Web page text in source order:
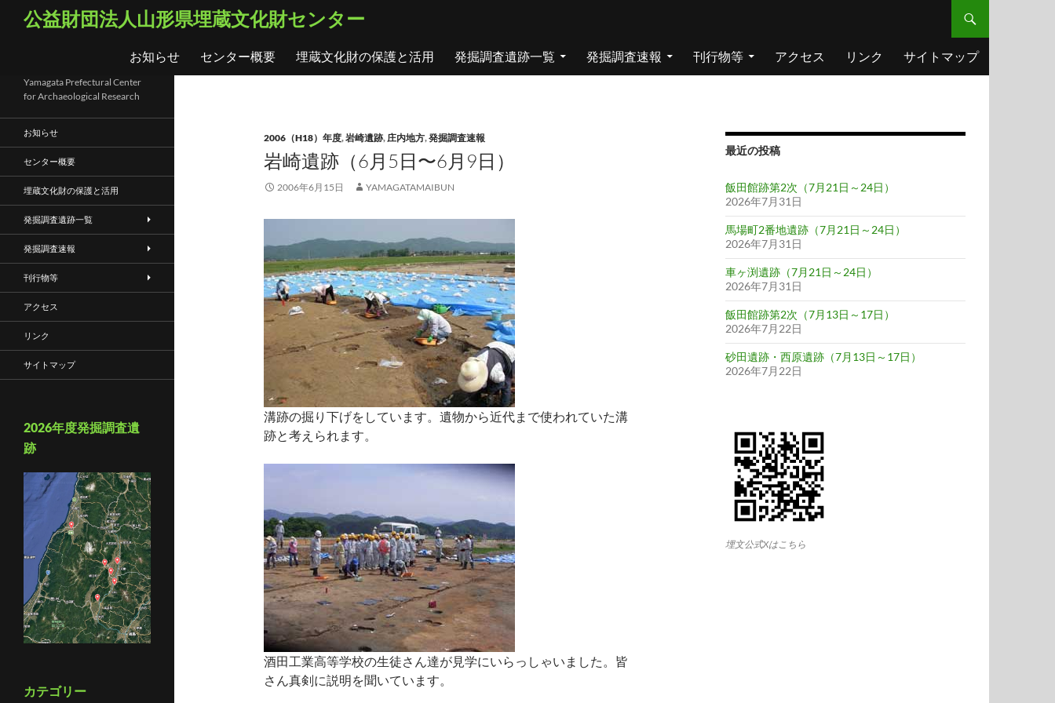
ス
プ
公益財団法人山形県埋蔵文化財センター
お知らせ
センター概要 埋蔵文化財の保護と活用 発掘調査遺跡一覧 発掘調査速報 刊行物等 アクセス リンク サイトマップ
2006（H18）年度,岩崎遺跡,庄内地方,発掘調査速報
岩崎遺跡（6月5日〜6月9日）
2006年6月15日 YAMAGATAMAIBUN
溝跡の掘り下げをしています。遺物から近代まで使われていた溝
跡と考えられます。
酒田工業高等学校の生徒さん達が見学にいらっしゃいました。皆
さん真剣に説明を聞いています。
最近の投稿
飯田館跡第2次（7月21日～24日）
2026年7月31日
馬場町2番地遺跡（7月21日～24日）
2026年7月31日
車ヶ渕遺跡（7月21日～24日）
2026年7月31日
飯田館跡第2次（7月13日～17日）
2026年7月22日
砂田遺跡・西原遺跡（7月13日～17日）
2026年7月22日
埋文公式Xはこちら
Yamagata Prefectural Center
for Archaeological Research
お知らせ
センター概要
埋蔵文化財の保護と活用
発掘調査遺跡一覧
発掘調査速報
刊行物等
アクセス
リンク
サイトマップ
2026年度発掘調査遺
跡
カテゴリー